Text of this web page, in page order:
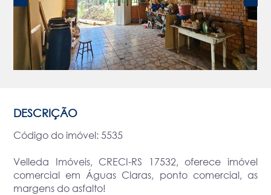
DESCRIÇÃO
Código do imóvel: 5535
Velleda Imóveis, CRECI-RS 17532, oferece imóvel
comercial em Águas Claras, ponto comercial, as
margens do asfalto!